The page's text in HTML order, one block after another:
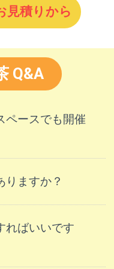
見積りから
Q&A
ペースでも開催
りますか？
ればいいです